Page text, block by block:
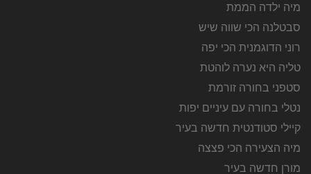
מיה ילדה הממת
סבטלנה הכי שווה שיש
רוני הדוגמנית הכי יפה
טליה היא נערה לוהטת
סטפני בחורה זורמת
נטלי בחורה עם עיניים יפות
קיילי סטודנטית חדשה בעיר
מיה הצעירה הכי פצצה
מורן חדשה בעיר